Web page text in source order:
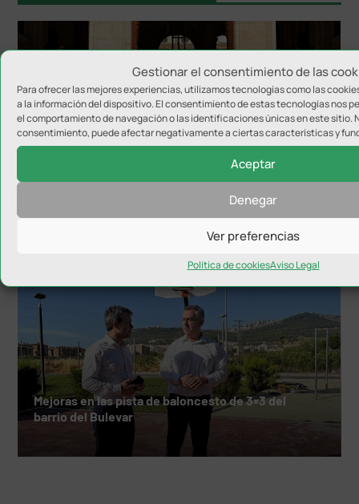
Gestionar el consentimiento de las
Para ofrecer las mejores experiencias, utilizamos tecnologías como las
a la información del dispositivo. El consentimiento de estas tecnologías nos
el comportamiento de navegación o las identificaciones únicas en este sitio.
consentimiento, puede afectar negativamente a ciertas características y
Aceptar
Denegar
Ver preferencias
Política de cookiesAviso Legal
Jaén será el centro del mapa mundial del
baloncesto 3×3
Mejoras en las pista de baloncesto de 3×3 del
barrio del Bulevar